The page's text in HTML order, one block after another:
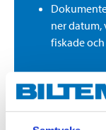
ner datum,
fiskade
6 SMARTA